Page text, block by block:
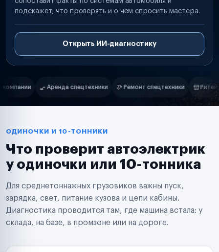
подскажет, что проверять и о чём спросить мастера.
Открыть ИИ-диагностику
Нам доверяют
Ремонт спецтехники Ритейл-сети Управляющие
Маркетплейсы
Таксопарки
Автодилеры
Поставщики запчастей
Аренда спецтехники
Ремонт спецтехники
Ритейл-сети
Управляющие компании
Страховые компании
ОДИНОЧКИ И 10-ТОННИКИ
Что проверит автоэлектрик
у одиночки или 10-тонника
Для среднетоннажных грузовиков важны пуск,
зарядка, свет, питание кузова и цепи кабины.
Диагностика проводится там, где машина встала: у
склада, на базе, в промзоне или на дороге.